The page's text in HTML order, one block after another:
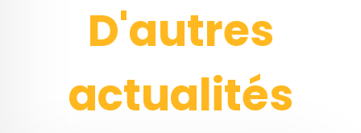
D'autres
actualités